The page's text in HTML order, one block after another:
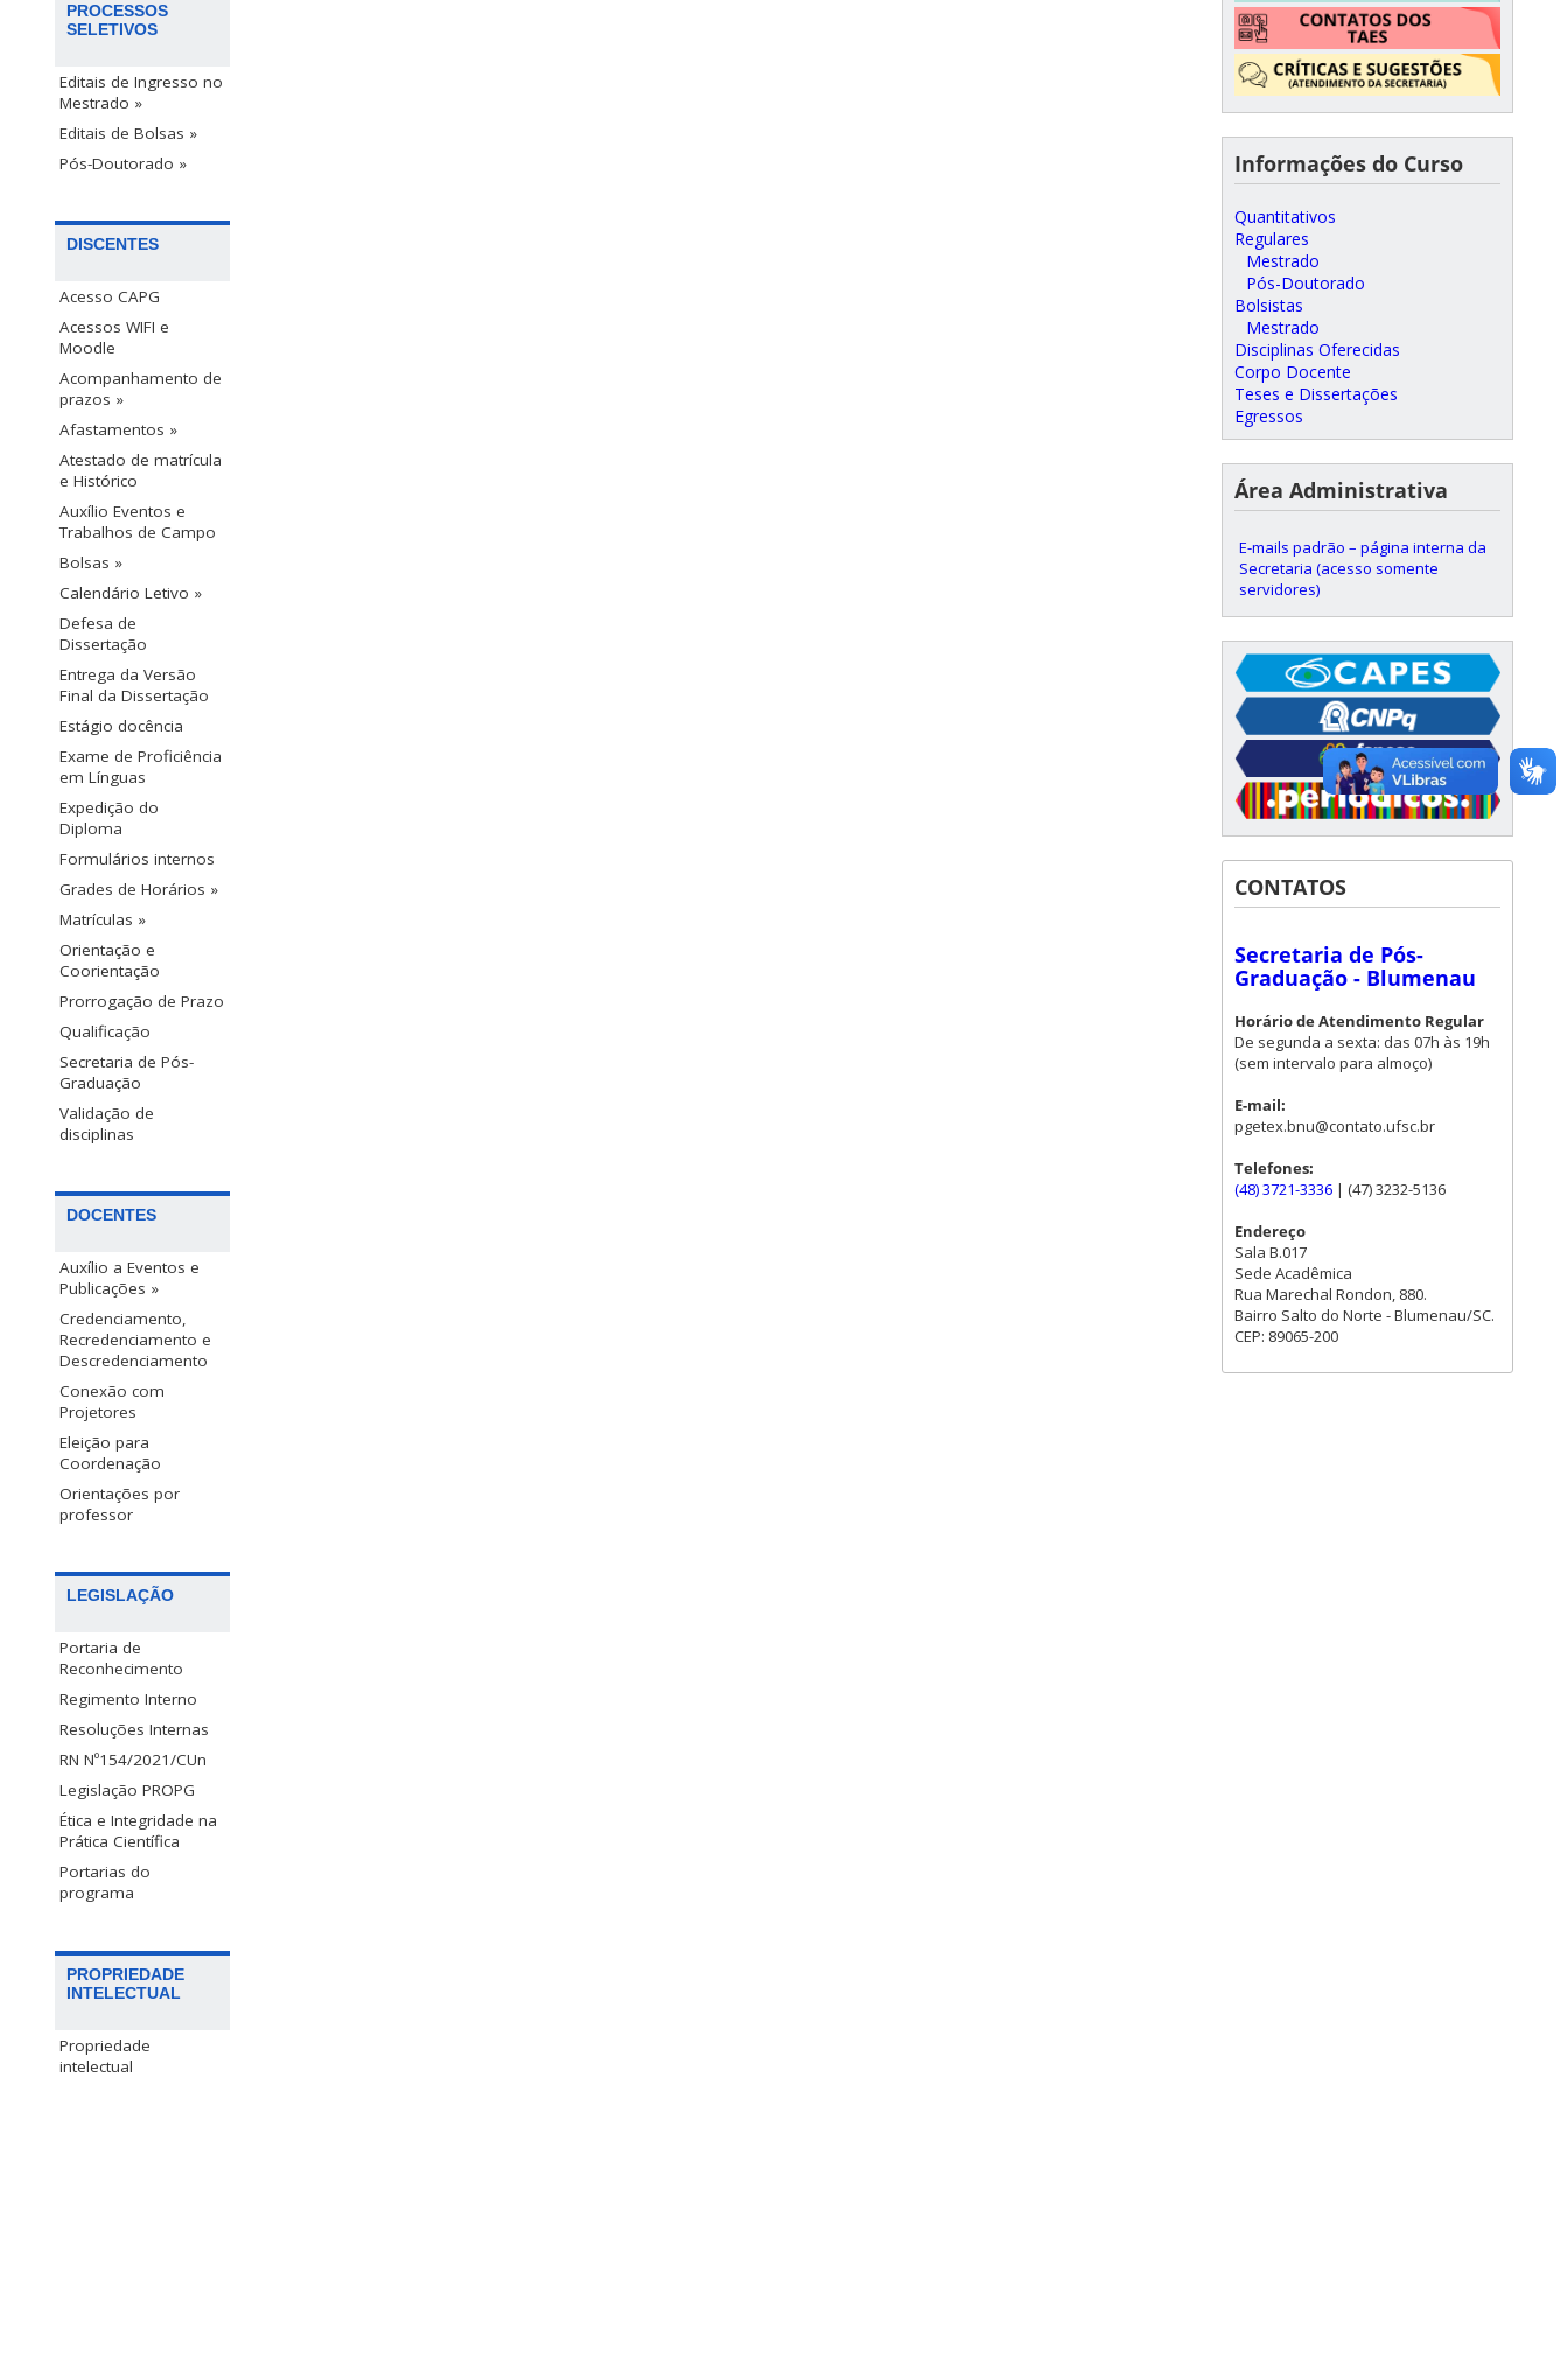
PROCESSOS
SELETIVOS
Editais de Ingresso no
Mestrado »
Editais de Bolsas »
Pós-Doutorado »
DISCENTES
Acesso CAPG
Acessos WIFI e
Moodle
Acompanhamento de
prazos »
Afastamentos »
Atestado de matrícula
e Histórico
Auxílio Eventos e
Trabalhos de Campo
Bolsas »
Calendário Letivo »
Defesa de
Dissertação
Entrega da Versão
Final da Dissertação
Estágio docência
Exame de Proficiência
em Línguas
Expedição do
Diploma
Formulários internos
Grades de Horários »
Matrículas »
Orientação e
Coorientação
Prorrogação de Prazo
Qualificação
Secretaria de Pós-
Graduação
Validação de
disciplinas
DOCENTES
Auxílio a Eventos e
Publicações »
Credenciamento,
Recredenciamento e
Descredenciamento
Conexão com
Projetores
Eleição para
Coordenação
Orientações por
professor
LEGISLAÇÃO
Portaria de
Reconhecimento
Regimento Interno
Resoluções Internas
RN Nº154/2021/CUn
Legislação PROPG
Ética e Integridade na
Prática Científica
Portarias do
programa
PROPRIEDADE
INTELECTUAL
Propriedade
intelectual
Informações do Curso
Quantitativos
Regulares
Mestrado
Pós-Doutorado
Bolsistas
Mestrado
Disciplinas Oferecidas
Corpo Docente
Teses e Dissertações
Egressos
Área Administrativa
E-mails padrão – página interna da
Secretaria (acesso somente
servidores)
CONTATOS
Secretaria de Pós-
Graduação - Blumenau
Horário de Atendimento Regular
De segunda a sexta: das 07h às 19h
(sem intervalo para almoço)
E-mail:
pgetex.bnu@contato.ufsc.br
Telefones:
(48) 3721-3336 | (47) 3232-5136
Endereço
Sala B.017
Sede Acadêmica
Rua Marechal Rondon, 880.
Bairro Salto do Norte - Blumenau/SC.
CEP: 89065-200